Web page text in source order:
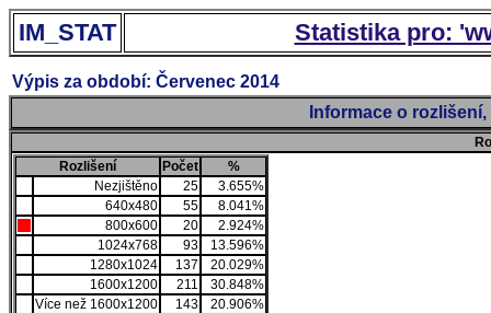
IM_STAT Statistika pro:
Výpis za období: Červenec 2014
Informace o
Rozlišení
Počet
%
Nezjištěno
25
3.655%
640x480
55
8.041%
800x600
20
2.924%
1024x768
93
13.596%
1280x1024
137
20.029%
1600x1200
211
30.848%
Více než 1600x1200
143
20.906%